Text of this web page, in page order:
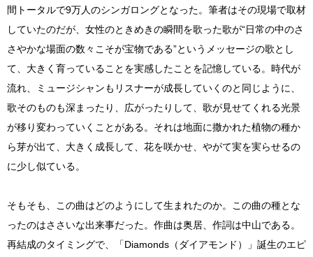
間トータルで9万人のシンガロングとなった。筆者はその現場で取材
していたのだが、女性のときめきの瞬間を歌った歌が“日常の中のさ
さやかな場面の数々こそが宝物である”というメッセージの歌とし
て、大きく育っていることを実感したことを記憶している。時代が
流れ、ミュージシャンもリスナーが成長していくのと同じように、
歌そのものも深まったり、広がったりして、歌が見せてくれる光景
が移り変わっていくことがある。それは地面に撒かれた植物の種か
ら芽が出て、大きく成長して、花を咲かせ、やがて実を実らせるの
に少し似ている。
そもそも、この曲はどのようにして生まれたのか。この曲の種とな
ったのはささいな出来事だった。作曲は奥居、作詞は中山である。
再結成のタイミングで、「Diamonds（ダイアモンド）」誕生のエピ